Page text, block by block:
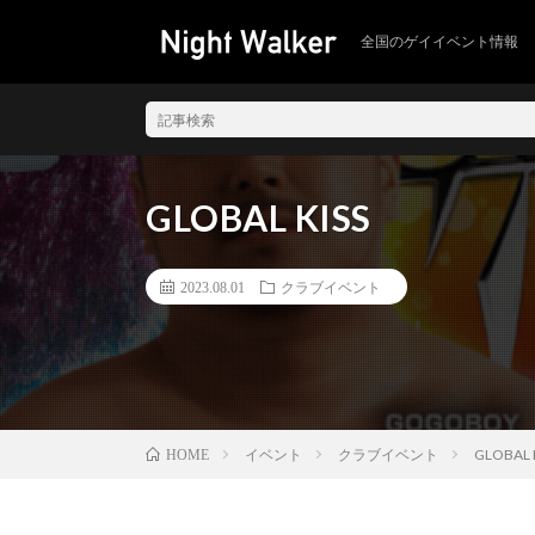
全国のゲイイベント情報
GLOBAL KISS
2023.08.01 クラブイベント
HOME イベント クラブイベント GLOBAL